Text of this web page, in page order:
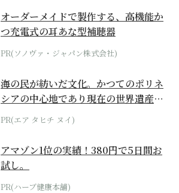
オーダーメイドで製作する、高機能か
つ充電式の耳あな型補聴器
PR(ソノヴァ・ジャパン株式会社)
海の民が紡いだ文化。かつてのポリネ
シアの中心地であり現在の世界遺産か
らみえてくる...
PR(エア タヒチ ヌイ)
アマゾン1位の実績！380円で5日間お
試し。
PR(ハーブ健康本舗)